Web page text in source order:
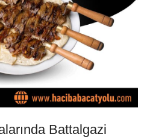
Battalgazi